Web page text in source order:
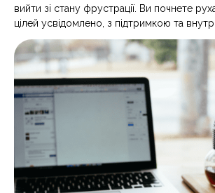
вийти зі стану фрустрації. Ви почнете
цілей усвідомлено, з підтримкою та